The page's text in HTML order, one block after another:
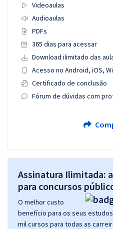
Videoaulas
Audioaulas
PDFs
365 dias para acessar
Download ilimitado das
Acesso no Android, iOS,
Certificado de conclusão
Fórum de dúvidas com
Assinatura Ilimitada:
para concursos
O melhor custo
benefício para os seus
mil cursos para todas as